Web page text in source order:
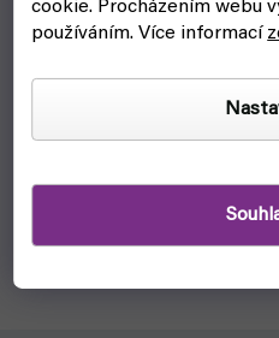
cookie. Procházením webu
používáním. Více informací
Příval Temnoty: Plameny
2 650 Kč
Vydej se na dobrodružnou